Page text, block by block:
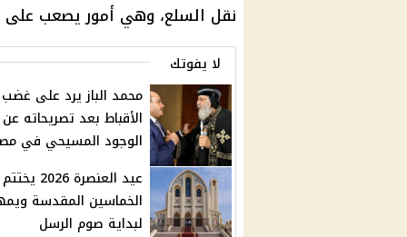
نقل السلع، وهي أمور يصعب على
لا يفوتك
محمد الباز يرد على غضب
الأقباط بعد تصريحاته عن
الوجود المسيحي في
عيد العنصرة 2026 يختتم
الخماسين المقدسة
لبداية صوم الرسل